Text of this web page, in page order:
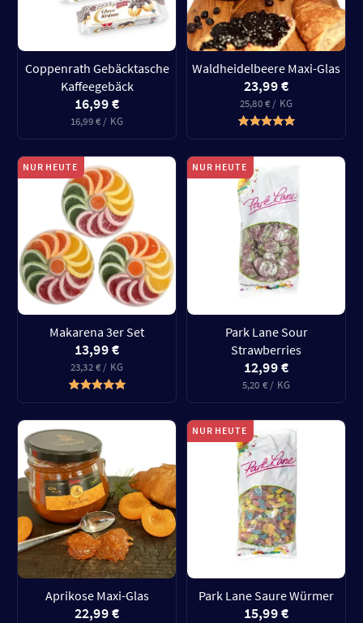
Coppenrath Gebäcktasche
Kaffeegebäck
16,99 €
16,99 € / KG
Waldheidelbeere Maxi-Glas
23,99 €
25,80 € / KG
NUR HEUTE
Makarena 3er Set
13,99 €
23,32 € / KG
NUR HEUTE
Park Lane Sour
Strawberries
12,99 €
5,20 € / KG
Aprikose Maxi-Glas
22,99 €
NUR HEUTE
Park Lane Saure Würmer
15,99 €